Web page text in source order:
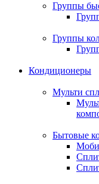
Группы
Группы
Кондиционеры
Мульти
Бытовые